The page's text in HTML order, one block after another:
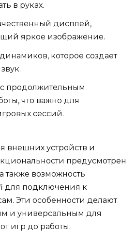
в руках.
дисплей,
яркое изображение.
которое создает
продолжительным
что важно для
сессий.
внешних устройств и
предусмотрен
также возможность
для подключения к
Эти особенности делают
и универсальным для
игр до работы.